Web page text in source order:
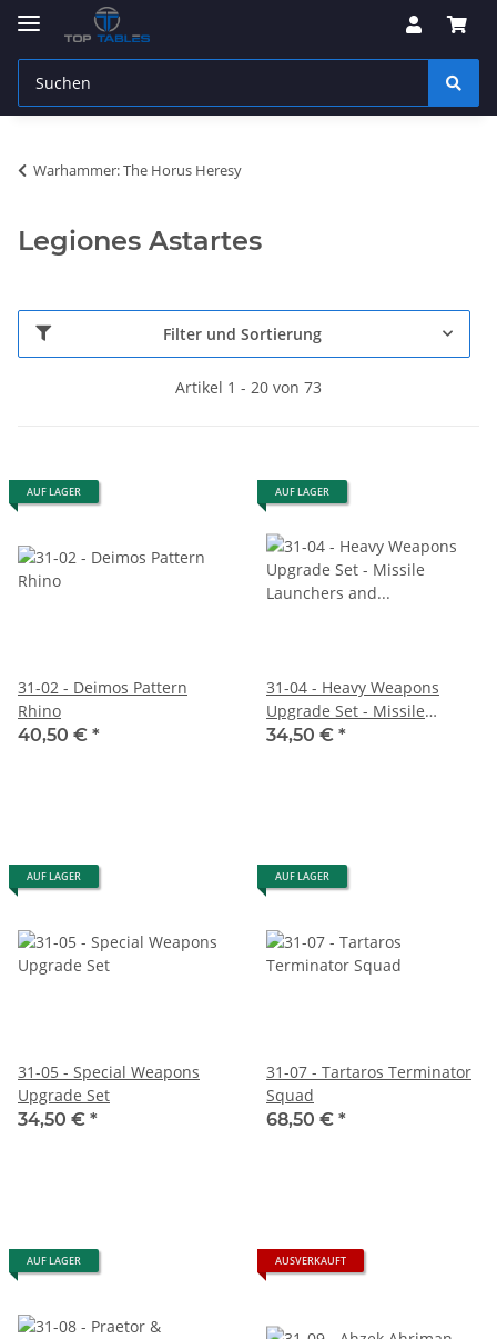
Warhammer: The Horus Heresy
Legiones Astartes
Filter und Sortierung
Artikel 1 - 20 von 73
AUF LAGER
31-02 - Deimos Pattern
Rhino
40,50 € *
AUF LAGER
31-04 - Heavy Weapons
Upgrade Set - Missile
Launchers and Heavy
34,50 € *
AUF LAGER
31-05 - Special Weapons
Upgrade Set
34,50 € *
AUF LAGER
31-07 - Tartaros Terminator
Squad
68,50 € *
AUF LAGER AUSVERKAUFT